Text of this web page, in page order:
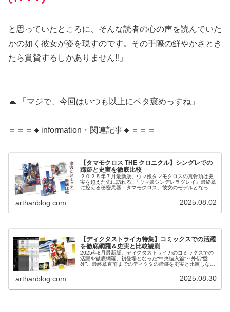
と思っていたところに、そんな読者の心の声を読んでいた
かの如く彼女が姿を現すのです。その手際の鮮やかさとき
たら賞賛するしかありません‼️」
🐢 「マジで、今回はいつも以上にベタ褒めっすね」
＝＝＝🔹information・関連記事🔹＝＝＝
【タマモクロス THE クロニクル】シングレでの
蹄跡と史実を徹底比較
２０２５年７月最新版。ウマ娘タマモクロスの真骨頂は史
実を超えた先に訪れる‼️『ウマ娘シンデレラグレイ』最終章
に控える秘密兵器：タマモクロス。彼女のモデルとなった
arthanblog.com 2025.08.02
【ディクタストライカ特集】コミックスでの活躍
を徹底網羅＆史実と比較観測
2025年8月最新版。ディクタストライカのコミックスでの
活躍を徹底網羅。初登場となった“中央編入篇”～外伝“盤
外”。最終章直前までのディクタの蹄跡を史実と比較しなが
arthanblog.com 2025.08.30